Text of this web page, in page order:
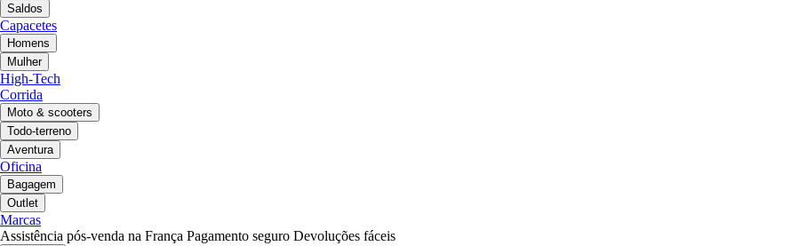
Saldos
Capacetes
Homens
Mulher
High-Tech
Corrida
Moto & scooters
Todo-terreno
Aventura
Oficina
Bagagem
Outlet
Marcas
Assistência pós-venda na França Pagamento seguro Devoluções fáceis